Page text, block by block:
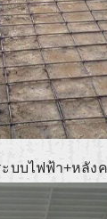
ะบบไฟฟ้า+หลัง